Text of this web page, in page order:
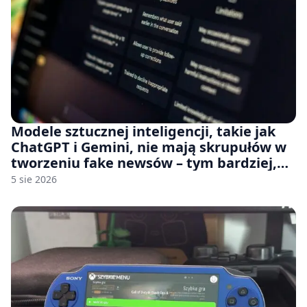
Modele sztucznej inteligencji, takie jak
ChatGPT i Gemini, nie mają skrupułów w
tworzeniu fake newsów – tym bardziej,
jeśli rozmawiasz z nimi po polsku
5 sie 2026